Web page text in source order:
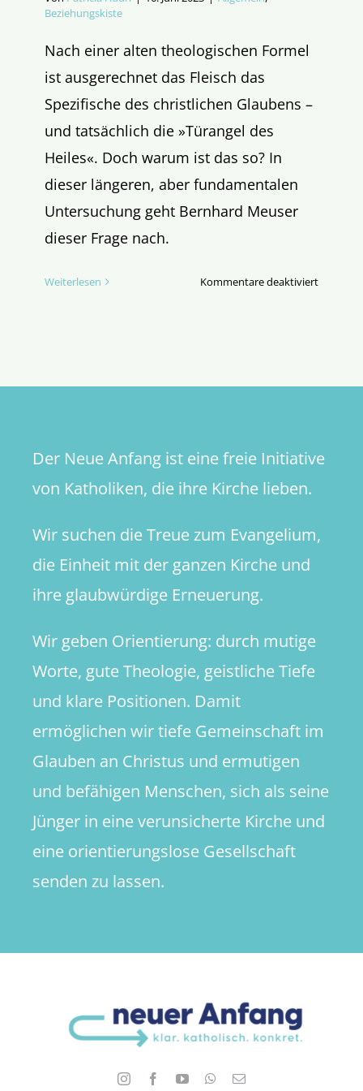
Beziehungskiste
Nach einer alten theologischen Formel
ist ausgerechnet das Fleisch das
Spezifische des christlichen Glaubens –
und tatsächlich die »Türangel des
Heiles«. Doch warum ist das so? In
dieser längeren, aber fundamentalen
Untersuchung geht Bernhard Meuser
dieser Frage nach.
Weiterlesen Kommentare deaktiviertfür
Der Neue Anfang ist eine freie Initiative
von Katholiken, die ihre Kirche lieben.
Wir suchen die Treue zum Evangelium,
die Einheit mit der ganzen Kirche und
ihre glaubwürdige Erneuerung.
Wir geben Orientierung: durch mutige
Worte, gute Theologie, geistliche Tiefe
und klare Positionen. Damit
ermöglichen wir tiefe Gemeinschaft im
Glauben an Christus und ermutigen
und befähigen Menschen, sich als seine
Jünger in eine verunsicherte Kirche und
eine orientierungslose Gesellschaft
senden zu lassen.